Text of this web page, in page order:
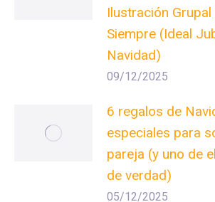
Ilustración
Siempre (Ideal
Navidad)
09/12/2025
6 regalos de
especiales para
pareja (y uno de
de verdad)
05/12/2025